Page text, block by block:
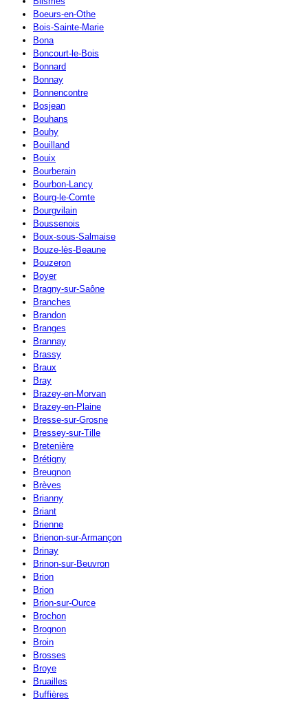
Boeurs-en-Othe
Bois-Sainte-Marie
Bona
Boncourt-le-Bois
Bonnard
Bonnay
Bonnencontre
Bosjean
Bouhans
Bouhy
Bouilland
Bouix
Bourberain
Bourbon-Lancy
Bourg-le-Comte
Bourgvilain
Boussenois
Boux-sous-Salmaise
Bouze-lès-Beaune
Bouzeron
Boyer
Bragny-sur-Saône
Branches
Brandon
Branges
Brannay
Brassy
Braux
Bray
Brazey-en-Morvan
Brazey-en-Plaine
Bresse-sur-Grosne
Bressey-sur-Tille
Bretenière
Brétigny
Breugnon
Brèves
Brianny
Briant
Brienne
Brienon-sur-Armançon
Brinay
Brinon-sur-Beuvron
Brion
Brion
Brion-sur-Ource
Brochon
Brognon
Broin
Brosses
Broye
Bruailles
Buffières